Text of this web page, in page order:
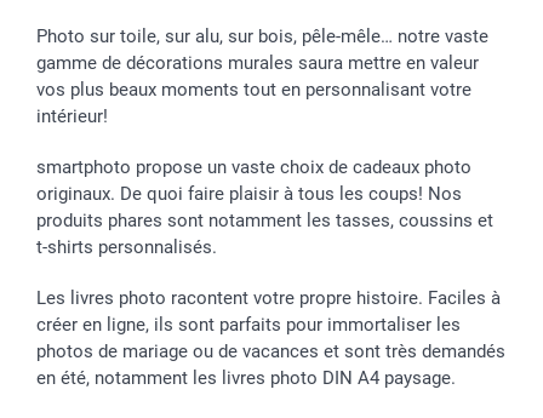
Stickers & Etiquettes
Chèque Cadeau
Affiliation
Investor Relations
B2B smartbusiness
Confirmation ou communion
Mariage
Fête d'anniversaire
Tous les évènements
Livraison en 48 heures
Modes de Paiement
Identifiez-vous
Statut de ma commande
smarfriends
smartgarantie
smartbonus
Photo sur toile, sur alu, sur bois, pêle-mêle… notre vaste
gamme de décorations murales saura mettre en valeur
vos plus beaux moments tout en personnalisant votre
intérieur!
smartphoto propose un vaste choix de cadeaux photo
originaux. De quoi faire plaisir à tous les coups! Nos
produits phares sont notamment les tasses, coussins et
t-shirts personnalisés.
Les livres photo racontent votre propre histoire. Faciles à
créer en ligne, ils sont parfaits pour immortaliser les
photos de mariage ou de vacances et sont très demandés
en été, notamment les livres photo DIN A4 paysage.